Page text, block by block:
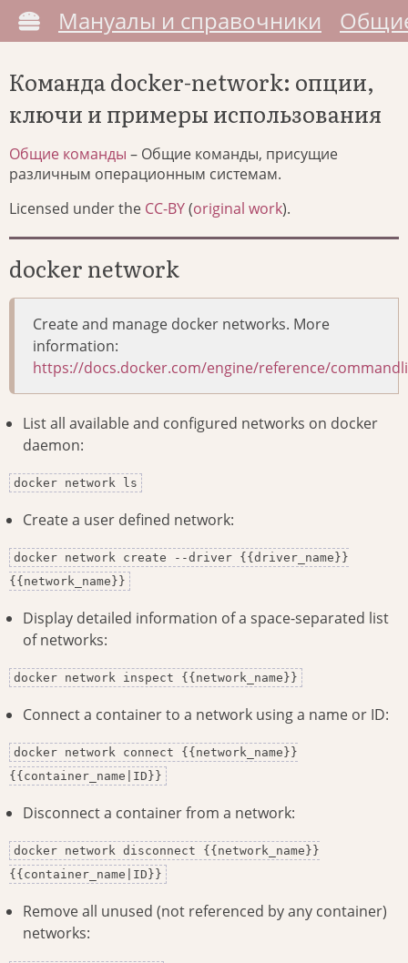
Мануалы и справочники
Команда docker-network: опции,
ключи и примеры использования
Общие команды – Общие команды, присущие
различным операционным системам.
Licensed under the CC-BY(original work).
docker network
Create and manage docker networks. More
information:
https://docs.docker.com/engine/reference/
List all available and configured networks on docker
daemon:
docker network ls
Create a user defined network:
docker network create --driver {{driver_name}}
{{network_name}}
Display detailed information of a space-separated list
of networks:
docker network inspect {{network_name}}
Connect a container to a network using a name or ID:
docker network connect {{network_name}}
{{container_name|ID}}
Disconnect a container from a network:
docker network disconnect {{network_name}}
{{container_name|ID}}
Remove all unused (not referenced by any container)
networks: